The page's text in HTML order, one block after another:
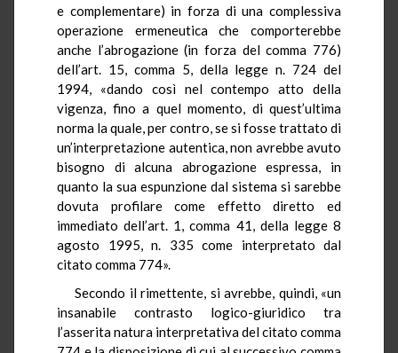
e complementare) in forza di una complessiva
operazione ermeneutica che comporterebbe
anche l’abrogazione (in forza del comma 776)
dell’art. 15, comma 5, della legge n. 724 del
1994, «dando così nel contempo atto della
vigenza, fino a quel momento, di quest’ultima
norma la quale, per contro, se si fosse trattato di
un’interpretazione autentica, non avrebbe avuto
bisogno di alcuna abrogazione espressa, in
quanto la sua espunzione dal sistema si sarebbe
dovuta profilare come effetto diretto ed
immediato dell’art. 1, comma 41, della legge 8
agosto 1995, n. 335 come interpretato dal
citato comma 774».
Secondo il rimettente, si avrebbe, quindi, «un
insanabile contrasto logico-giuridico tra
l’asserita natura interpretativa del citato comma